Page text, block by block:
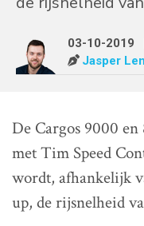
03-10-2019
Jasper
De Cargos 9000
met Tim Speed
wordt, afhankelijk
up, de rijsnelheid